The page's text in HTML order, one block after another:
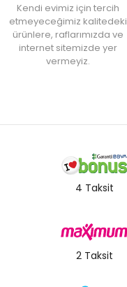
Kendi evimiz için tercih
etmeyeceğimiz kalitedeki
ürünlere, raflarımızda ve
internet sitemizde yer
vermeyiz.
4 Taksit
2 Taksit